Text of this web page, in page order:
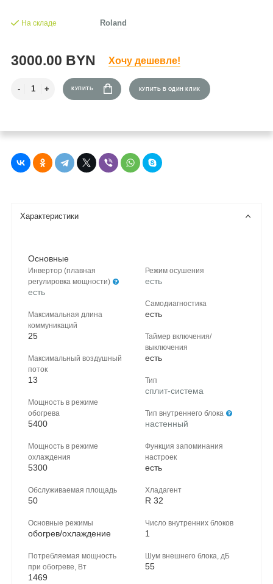
На складе Roland
3000.00 BYN Хочу дешевле!
КУПИТЬ КУПИТЬ В ОДИН КЛИК
Характеристики
Основные
Инвертор (плавная
регулировка мощности)
есть
Максимальная длина
коммуникаций
25
Максимальный воздушный
поток
13
Мощность в режиме
обогрева
5400
Мощность в режиме
охлаждения
5300
Обслуживаемая площадь
50
Основные режимы
обогрев/охлаждение
Потребляемая мощность
при обогреве, Вт
1469
Режим осушения
есть
Самодиагностика
есть
Таймер включения/
выключения
есть
Тип
сплит-система
Тип внутреннего блока
настенный
Функция запоминания
настроек
есть
Хладагент
R 32
Число внутренних блоков
1
Шум внешнего блока, дБ
55